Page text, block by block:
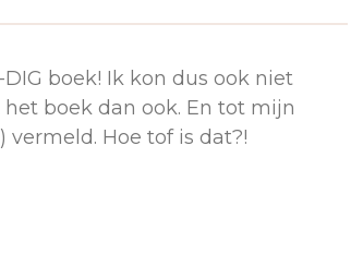
DIG boek! Ik kon dus ook niet
boek dan ook. En tot mijn
Hoe tof is dat?!